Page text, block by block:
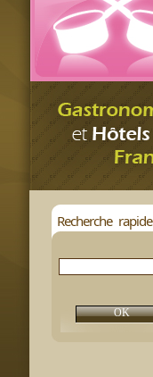
Recherche rapide